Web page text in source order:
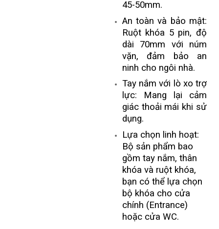
45-50mm.
An toàn và bảo mật:
Ruột khóa 5 pin, độ
dài 70mm với núm
vặn, đảm bảo an
ninh cho ngôi nhà.
Tay nắm với lò xo trợ
lực: Mang lại cảm
giác thoải mái khi sử
dụng.
Lựa chọn linh hoạt:
Bộ sản phẩm bao
gồm tay nắm, thân
khóa và ruột khóa,
bạn có thể lựa chọn
bộ khóa cho cửa
chính (Entrance)
hoặc cửa WC.